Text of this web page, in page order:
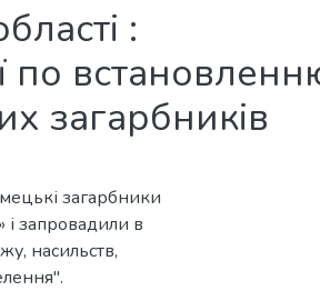
:
по
загарбників
загарбники
і запровадили в
насильств,